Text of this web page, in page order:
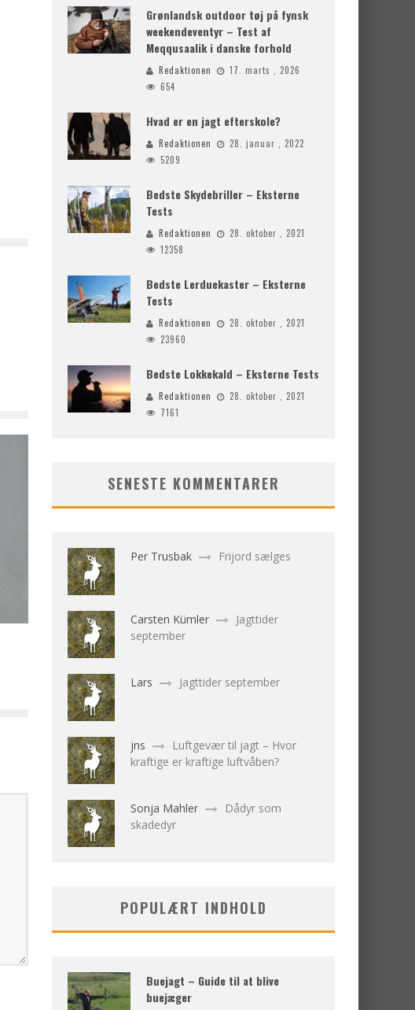
Grønlandsk outdoor tøj på fynsk
weekendeventyr – Test af
Meqqusaalik i danske forhold
Redaktionen
17. marts , 2026
654
Hvad er en jagt efterskole?
Redaktionen
28. januar , 2022
5209
Bedste Skydebriller – Eksterne
Tests
Redaktionen
28. oktober , 2021
12358
Bedste Lerduekaster – Eksterne
Tests
Redaktionen
28. oktober , 2021
23960
Bedste Lokkekald – Eksterne Tests
Redaktionen
28. oktober , 2021
7161
SENESTE KOMMENTARER
Per Trusbak Frijord sælges
Carsten Kümler
Jagttider
september
Lars Jagttider september
jns
Luftgevær til jagt – Hvor
kraftige er kraftige luftvåben?
Sonja Mahler
Dådyr som
skadedyr
POPULÆRT INDHOLD
Buejagt – Guide til at blive
buejæger